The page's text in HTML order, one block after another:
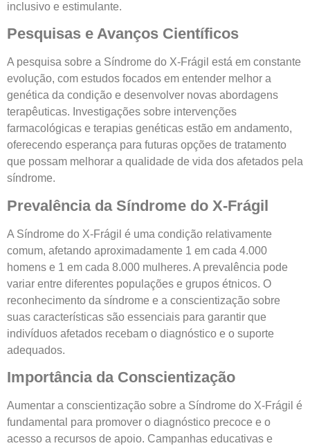
inclusivo e estimulante.
Pesquisas e Avanços Científicos
A pesquisa sobre a Síndrome do X-Frágil está em constante
evolução, com estudos focados em entender melhor a
genética da condição e desenvolver novas abordagens
terapêuticas. Investigações sobre intervenções
farmacológicas e terapias genéticas estão em andamento,
oferecendo esperança para futuras opções de tratamento
que possam melhorar a qualidade de vida dos afetados pela
síndrome.
Prevalência da Síndrome do X-Frágil
A Síndrome do X-Frágil é uma condição relativamente
comum, afetando aproximadamente 1 em cada 4.000
homens e 1 em cada 8.000 mulheres. A prevalência pode
variar entre diferentes populações e grupos étnicos. O
reconhecimento da síndrome e a conscientização sobre
suas características são essenciais para garantir que
indivíduos afetados recebam o diagnóstico e o suporte
adequados.
Importância da Conscientização
Aumentar a conscientização sobre a Síndrome do X-Frágil é
fundamental para promover o diagnóstico precoce e o
acesso a recursos de apoio. Campanhas educativas e